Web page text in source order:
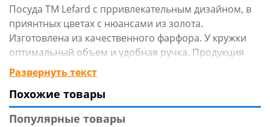
Посуда TM Lefard с прривлекательным дизайном, в
приянтных цветах с нюансами из золота.
Изготовлена из качественного фарфора. У кружки
оптимальный объем и удобная ручка. Продукция
сертифицирована и безопасна для контакта с
пищевыми продуктами.
Развернуть текст
Похожие товары
Популярные товары